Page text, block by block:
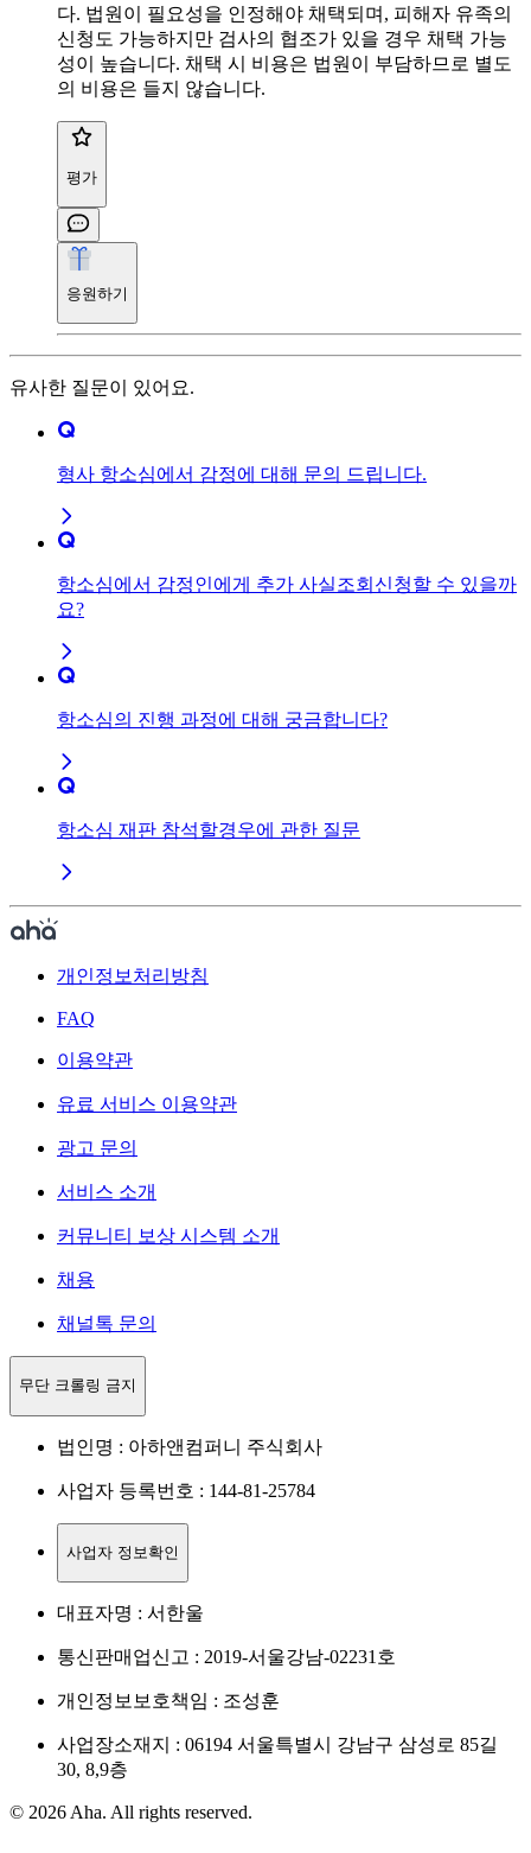
다. 법원이 필요성을 인정해야 채택되며, 피해자 유족의
신청도 가능하지만 검사의 협조가 있을 경우 채택 가능
성이 높습니다. 채택 시 비용은 법원이 부담하므로 별도
의 비용은 들지 않습니다.
평가
응원하기
유사한 질문이 있어요.
형사 항소심에서 감정에 대해 문의 드립니다.
항소심에서 감정인에게 추가 사실조회신청할 수 있을까
요?
항소심의 진행 과정에 대해 궁금합니다?
항소심 재판 참석할경우에 관한 질문
개인정보처리방침
FAQ
이용약관
유료 서비스 이용약관
광고 문의
서비스 소개
커뮤니티 보상 시스템 소개
채용
채널톡 문의
무단 크롤링 금지
법인명 : 아하앤컴퍼니 주식회사
사업자 등록번호 : 144-81-25784
사업자 정보확인
대표자명 : 서한울
통신판매업신고 : 2019-서울강남-02231호
개인정보보호책임 : 조성훈
사업장소재지 : 06194 서울특별시 강남구 삼성로 85길
30, 8,9층
© 2026 Aha. All rights reserved.